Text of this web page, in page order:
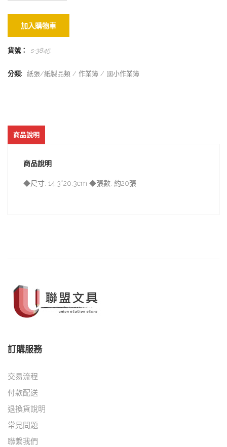
加入購物車
貨號： s-3845.
分類: 紙張/紙製品類 作業簿 國小作業簿
商品說明
商品說明
◆尺寸: 14.3*20.3cm ◆張數: 約20張
訂購服務
交易流程
付款配送
退換貨說明
常見問題
聯繫我們